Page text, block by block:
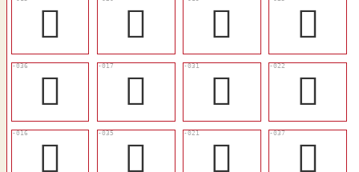
󷄂 󷄇 󷄆
󷄌
󷄕
󷄄 󷄑
󷄉
󷄃
󷄔 󷄈 󷄖